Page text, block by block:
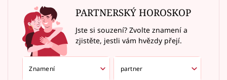
PARTNERSKÝ HOROSKOP
Jste si souzení? Zvolte znamení a
zjistěte, jestli vám hvězdy přejí.